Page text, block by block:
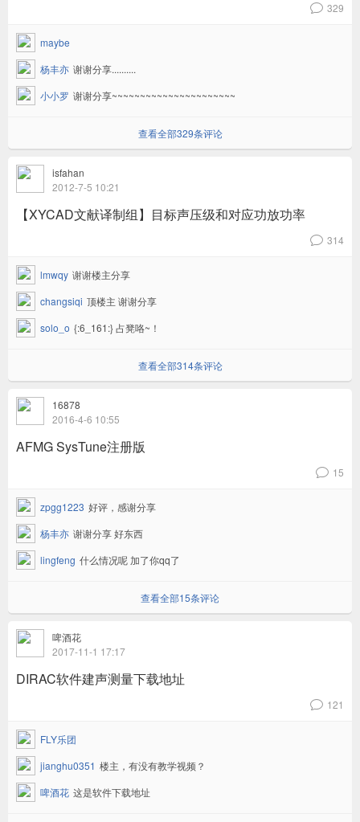
v 329
maybe
杨丰亦 谢谢分享..........
小小罗 谢谢分享~~~~~~~~~~~~~~~~~~~~~~
查看全部329条评论
isfahan
2012-7-5 10:21
【XYCAD文献译制组】目标声压级和对应功放功率
v 314
lmwqy 谢谢楼主分享
changsiqi 顶楼主 谢谢分享
solo_o {:6_161:} 占凳咯~！
查看全部314条评论
16878
2016-4-6 10:55
AFMG SysTune注册版
v 15
zpgg1223 好评，感谢分享
杨丰亦 谢谢分享 好东西
lingfeng 什么情况呢 加了你qq了
查看全部15条评论
啤酒花
2017-11-1 17:17
DIRAC软件建声测量下载地址
v 121
FLY乐团
jianghu0351 楼主，有没有教学视频？
啤酒花 这是软件下载地址